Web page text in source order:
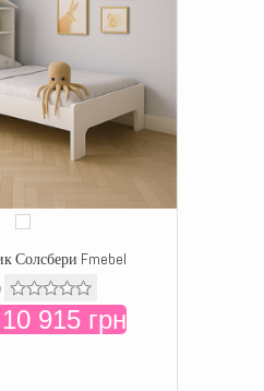
Солсбери Fmebel
915 грн